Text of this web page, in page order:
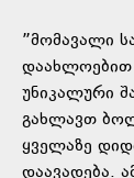
”მომავალი
დაახლოებით
უნიკალური
გახლავთ
ყველაზე
დაავადება.